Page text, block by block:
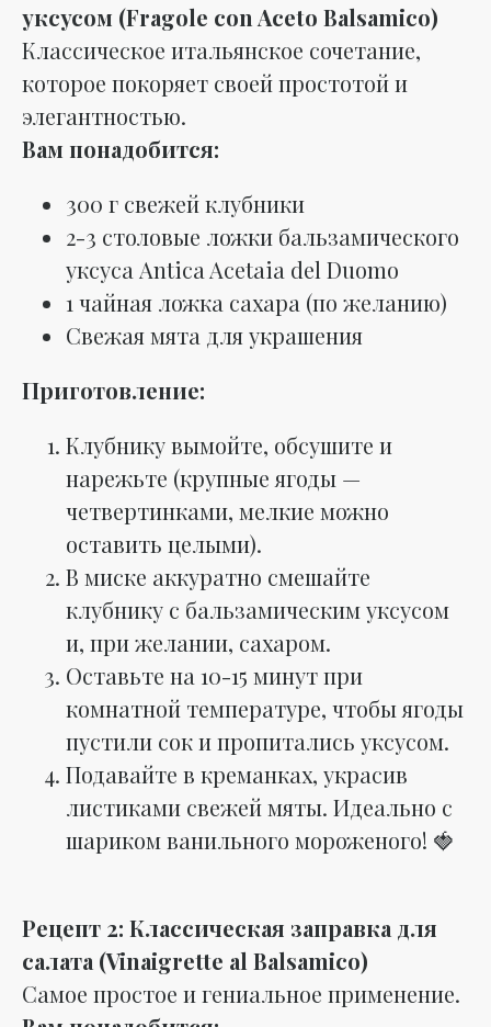
уксусом (Fragole con Aceto Balsamico)
Классическое итальянское сочетание,
которое покоряет своей простотой и
элегантностью.
Вам понадобится:
300 г свежей клубники
2-3 столовые ложки бальзамического
уксуса Antica Acetaia del Duomo
1 чайная ложка сахара (по желанию)
Свежая мята для украшения
Приготовление:
Клубнику вымойте, обсушите и
нарежьте (крупные ягоды —
четвертинками, мелкие можно
оставить целыми).
В миске аккуратно смешайте
клубнику с бальзамическим уксусом
и, при желании, сахаром.
Оставьте на 10-15 минут при
комнатной температуре, чтобы ягоды
пустили сок и пропитались уксусом.
Подавайте в креманках, украсив
листиками свежей мяты. Идеально с
шариком ванильного мороженого! 🍓
Рецепт 2: Классическая заправка для
салата (Vinaigrette al Balsamico)
Самое простое и гениальное применение.